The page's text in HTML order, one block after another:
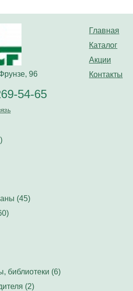
Главная
Каталог
Акции
Контакты
96
54-65
(45)
библиотеки (6)
(2)